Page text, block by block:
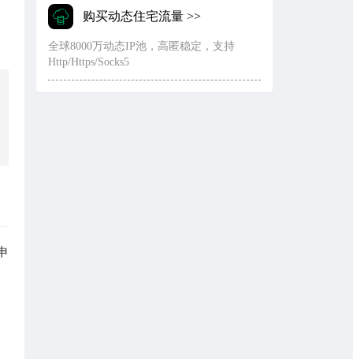
购买动态住宅流量 >>
全球8000万动态IP池，高匿稳定，支持
Http/Https/Socks5